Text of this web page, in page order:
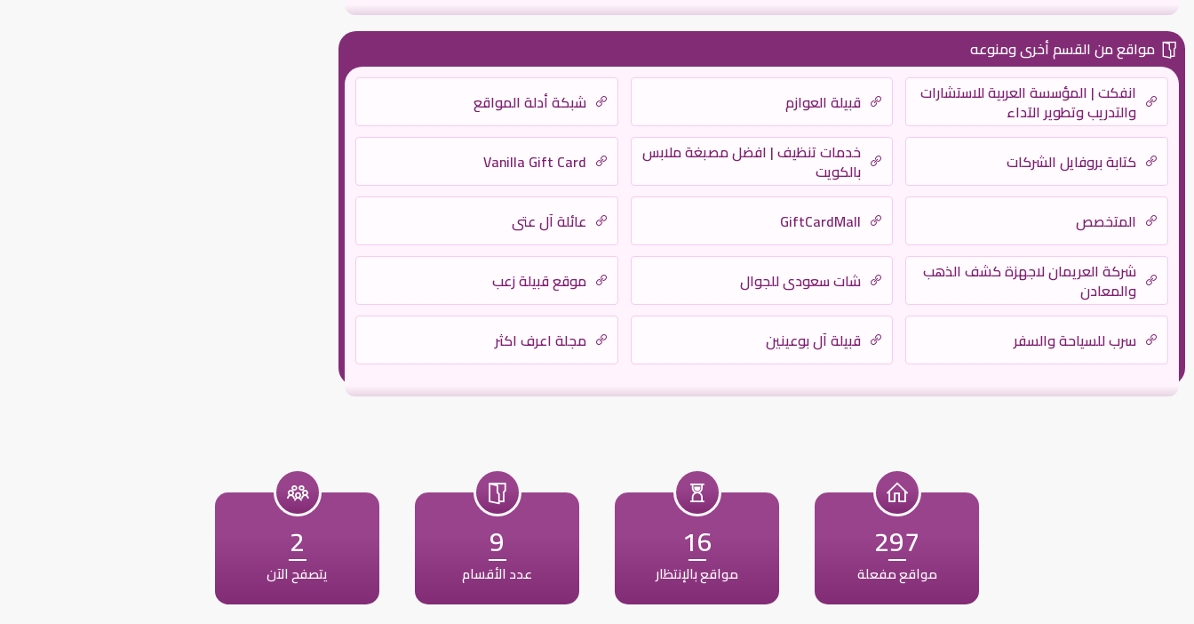
مواقع من القسم أخرى ومنوعه
انفكت | المؤسسة العربية للاستشارات
والتدريب وتطوير الآداء قبيلة العوازم شبكة أدلة المواقع
كتابة بروفايل الشركات خدمات تنظيف | افضل مصبغة ملابس
بالكويت Vanilla Gift Card
المتخصص GiftCardMall
عائلة آل عتي
شركة العريمان لاجهزة كشف الذهب
والمعادن شات سعودي للجوال موقع قبيلة زعب
سرب للسياحة والسفر قبيلة آل بوعينين مجلة اعرف اكثر
297
مواقع مفعلة
16
مواقع بالإنتظار
9
عدد الأقسام
2
يتصفح الآن